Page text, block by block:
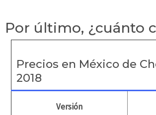
Por último, ¿cuánto
Precios en México de
2018
Versión